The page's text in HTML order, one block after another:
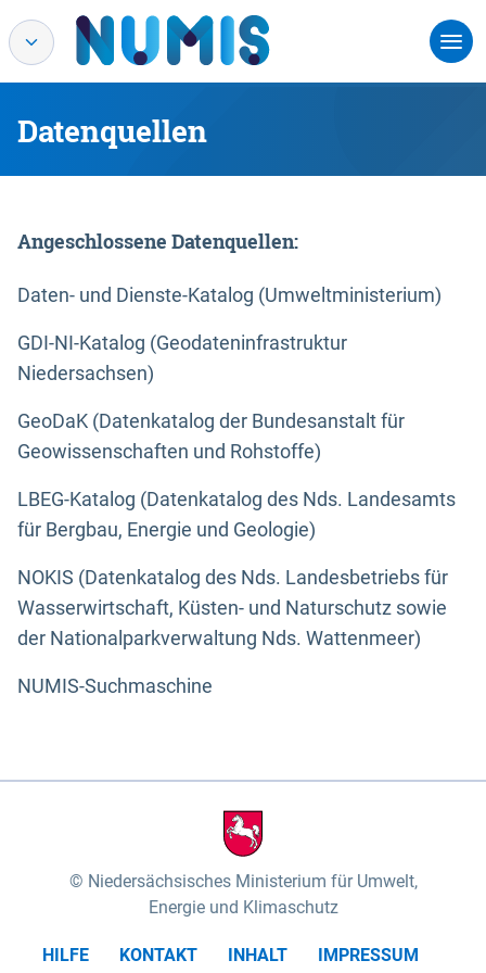
Datenquellen
Angeschlossene Datenquellen:
Daten- und Dienste-Katalog (Umweltministerium)
GDI-NI-Katalog (Geodateninfrastruktur
Niedersachsen)
GeoDaK (Datenkatalog der Bundesanstalt für
Geowissenschaften und Rohstoffe)
LBEG-Katalog (Datenkatalog des Nds. Landesamts
für Bergbau, Energie und Geologie)
NOKIS (Datenkatalog des Nds. Landesbetriebs für
Wasserwirtschaft, Küsten- und Naturschutz sowie
der Nationalparkverwaltung Nds. Wattenmeer)
NUMIS-Suchmaschine
Niedersächsisches Ministerium für Umwelt,
Energie und Klimaschutz
HILFE KONTAKT INHALT
IMPRESSUM